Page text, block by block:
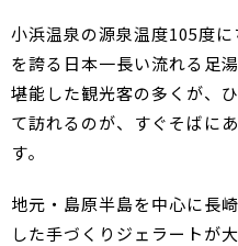
小浜温泉の源泉温度105度
を誇る日本一長い流れる足
堪能した観光客の多くが、
て訪れるのが、すぐそばに
す。
地元・島原半島を中心に長
した手づくりジェラートが